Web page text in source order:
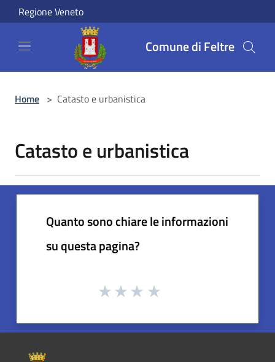
Salta al contenuto principale
Regione Veneto
Comune di Feltre
Home > Catasto e urbanistica
Catasto e urbanistica
Quanto sono chiare le informazioni
su questa pagina?